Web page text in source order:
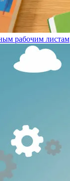
рабочим листам